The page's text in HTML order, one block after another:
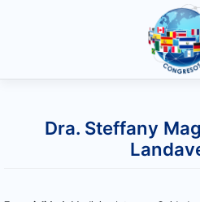
Dra. Steffany